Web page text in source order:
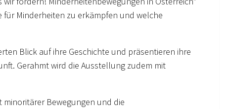
Minderheiten zu erkämpfen und welche
Blick auf ihre Geschichte und präsentieren ihre
Gerahmt wird die Ausstellung zudem mit
minoritärer Bewegungen und die